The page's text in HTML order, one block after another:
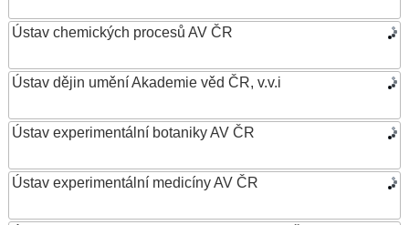
Ústav chemických procesů AV ČR
Ústav dějin umění Akademie věd ČR, v.v.i
Ústav experimentální botaniky AV ČR
Ústav experimentální medicíny AV ČR